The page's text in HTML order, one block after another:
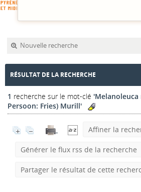
Nouvelle recherche
RÉSULTAT DE LA RECHERCHE
1 recherche sur le mot-clé 'Melanoleuca
Persoon: Fries) Murill'
Affiner la
Générer le flux rss de la recherche
Partager le résultat de cette